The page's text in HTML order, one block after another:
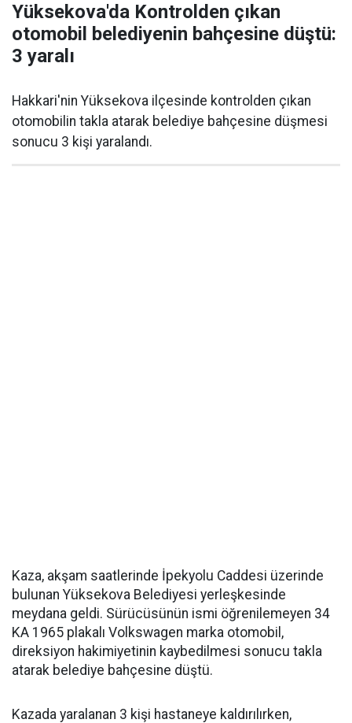
Yüksekova'da Kontrolden çıkan
otomobil belediyenin bahçesine düştü:
3 yaralı
Hakkari'nin Yüksekova ilçesinde kontrolden çıkan
otomobilin takla atarak belediye bahçesine düşmesi
sonucu 3 kişi yaralandı.
Kaza, akşam saatlerinde İpekyolu Caddesi üzerinde
bulunan Yüksekova Belediyesi yerleşkesinde
meydana geldi. Sürücüsünün ismi öğrenilemeyen 34
KA 1965 plakalı Volkswagen marka otomobil,
direksiyon hakimiyetinin kaybedilmesi sonucu takla
atarak belediye bahçesine düştü.
Kazada yaralanan 3 kişi hastaneye kaldırılırken,